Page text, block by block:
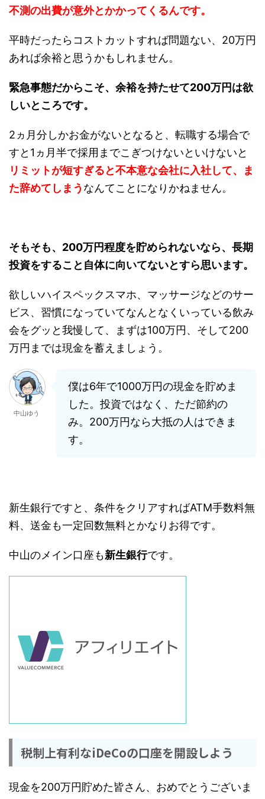
不測の出費が意外とかかってくるんです。
平時だったらコストカットすれば問題ない、20万円
あれば余裕と思うかもしれません。
緊急事態だからこそ、余裕を持たせて200万円は欲
しいところです。
2ヵ月分しかお金がないとなると、転職する場合で
すと1ヵ月半で採用までこぎつけないといけないと
リミットが短すぎると不本意な会社に入社して、ま
た辞めてしまう なんてことになりかねません。
そもそも、200万円程度を貯められないなら、長期
投資をすること自体に向いてないとすら思います。
欲しいハイスペックスマホ、マッサージなどのサー
ビス、習慣になっていてなんとなくいっている飲み
会をグッと我慢して、まずは100万円、そして200
万円までは現金を蓄えましょう。
中山ゆう
僕は6年で1000万円の現金を貯めま
した。投資ではなく、ただ節約の
み。200万円なら大抵の人はできま
す。
新生銀行ですと、条件をクリアすればATM手数料無
料、送金も一定回数無料とかなりお得です。
中山のメイン口座も新生銀行です。
税制上有利なiDeCoの口座を開設しよう
現金を200万円貯めた皆さん、おめでとうございま